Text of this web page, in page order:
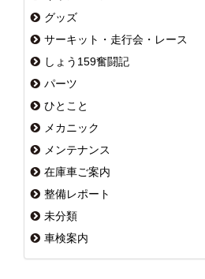
グッズ
サーキット・走行会・レース
しょう159奮闘記
パーツ
ひとこと
メカニック
メンテナンス
在庫車ご案内
整備レポート
未分類
車検案内